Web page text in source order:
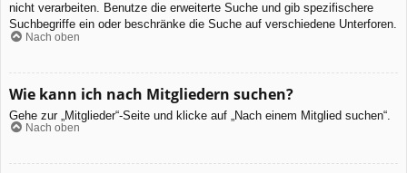
nicht verarbeiten. Benutze die erweiterte Suche und gib spezifischere
Suchbegriffe ein oder beschränke die Suche auf verschiedene Unterforen.
Nach oben
Wie kann ich nach Mitgliedern suchen?
Gehe zur „Mitglieder“-Seite und klicke auf „Nach einem Mitglied suchen“.
Nach oben